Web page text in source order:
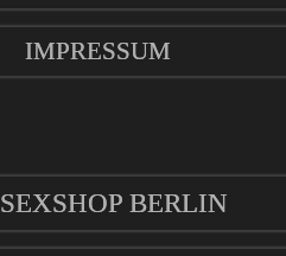
IMPRESSUM
SEXSHOP BERLIN